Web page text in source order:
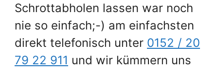
Schrottabholen lassen war noch
nie so einfach;-) am einfachsten
direkt telefonisch unter 0152 / 20
79 22 911 und wir kümmern uns